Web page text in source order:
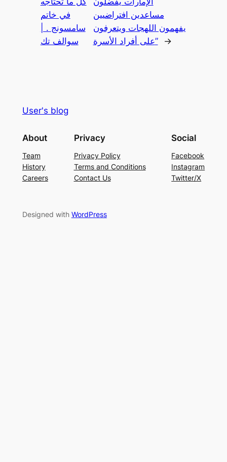
في خاتم
سامسونج . |
سوالف تك
مساعدين افتراضيين
يفهمون اللهجات ويتعرفون
على أفراد الأسرة”
→
User's blog
About
Team
History
Careers
Privacy
Privacy Policy
Terms and Conditions
Contact Us
Social
Facebook
Instagram
Twitter/X
Designed with WordPress